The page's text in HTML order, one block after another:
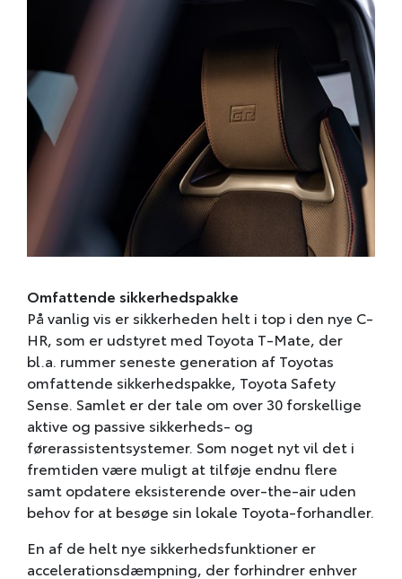
Omfattende sikkerhedspakke
På vanlig vis er sikkerheden helt i top i den nye C-
HR, som er udstyret med Toyota T-Mate, der
bl.a. rummer seneste generation af Toyotas
omfattende sikkerhedspakke, Toyota Safety
Sense. Samlet er der tale om over 30 forskellige
aktive og passive sikkerheds- og
førerassistentsystemer. Som noget nyt vil det i
fremtiden være muligt at tilføje endnu flere
samt opdatere eksisterende over-the-air uden
behov for at besøge sin lokale Toyota-forhandler.
En af de helt nye sikkerhedsfunktioner er
accelerationsdæmpning, der forhindrer enhver